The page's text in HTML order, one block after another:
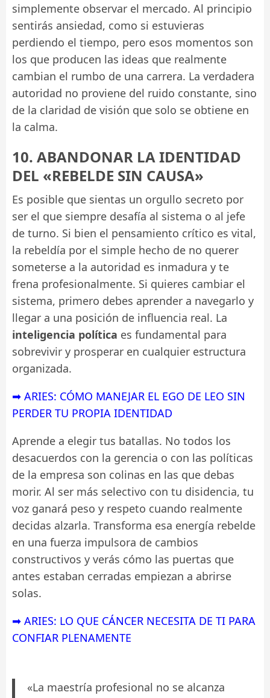
simplemente observar el mercado. Al principio
sentirás ansiedad, como si estuvieras
perdiendo el tiempo, pero esos momentos son
los que producen las ideas que realmente
cambian el rumbo de una carrera. La verdadera
autoridad no proviene del ruido constante, sino
de la claridad de visión que solo se obtiene en
la calma.
10. ABANDONAR LA IDENTIDAD
DEL «REBELDE SIN CAUSA»
Es posible que sientas un orgullo secreto por
ser el que siempre desafía al sistema o al jefe
de turno. Si bien el pensamiento crítico es vital,
la rebeldía por el simple hecho de no querer
someterse a la autoridad es inmadura y te
frena profesionalmente. Si quieres cambiar el
sistema, primero debes aprender a navegarlo y
llegar a una posición de influencia real. La
inteligencia política es fundamental para
sobrevivir y prosperar en cualquier estructura
organizada.
➡ ARIES: CÓMO MANEJAR EL EGO DE LEO SIN
PERDER TU PROPIA IDENTIDAD
Aprende a elegir tus batallas. No todos los
desacuerdos con la gerencia o con las políticas
de la empresa son colinas en las que debas
morir. Al ser más selectivo con tu disidencia, tu
voz ganará peso y respeto cuando realmente
decidas alzarla. Transforma esa energía rebelde
en una fuerza impulsora de cambios
constructivos y verás cómo las puertas que
antes estaban cerradas empiezan a abrirse
solas.
➡ ARIES: LO QUE CÁNCER NECESITA DE TI PARA
CONFIAR PLENAMENTE
«La maestría profesional no se alcanza